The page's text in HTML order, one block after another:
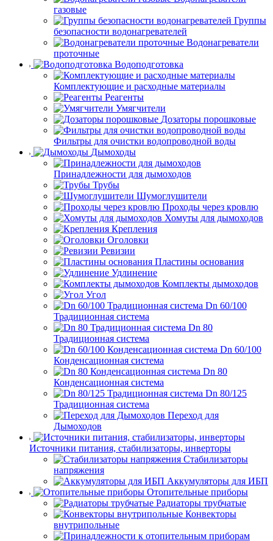
газовые
Группы
безопасности водонагревателей
Водонагреватели
проточные
Водоподготовка
Комплектующие и расходные материалы
Реагенты
Умягчители
Дозаторы порошковые
Фильтры для очистки водопроводной воды
Дымоходы
Принадлежности для дымоходов
Трубы
Шумоглушители
Проходы через кровлю
Хомуты для дымоходов
Крепления
Оголовки
Ревизии
Пластины основания
Удлинение
Комплекты дымоходов
Угол
Dn 60/100
Традиционная система
Dn 80
Традиционная система
Dn 60/100
Конденсационная система
Dn 80
Конденсационная система
Dn 80/125
Традиционная система
Переход для
Дымоходов
Источники питания, стабилизаторы, инверторы
Стабилизаторы
напряжения
Аккумуляторы для ИБП
Отопительные приборы
Радиаторы трубчатые
Конвекторы
внутрипольные